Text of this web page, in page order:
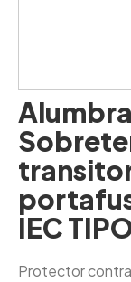
IEC
Protector